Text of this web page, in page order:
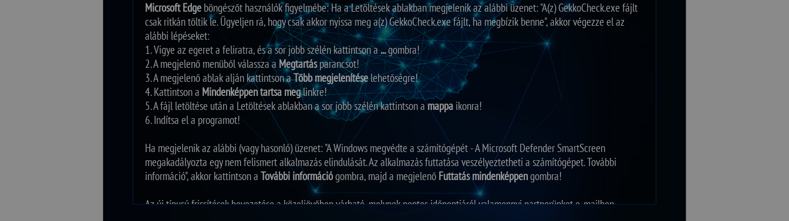
Microsoft Edge böngészőt használók figyelmébe: Ha a Letöltések ablakban megjelenik az alábbi üzenet: "A(z) GekkoCheck.exe fájlt
csak ritkán töltik le. Ügyeljen rá, hogy csak akkor nyissa meg a(z) GekkoCheck.exe fájlt, ha megbízik benne", akkor végezze el az
alábbi lépéseket:
1. Vigye az egeret a feliratra, és a sor jobb szélén kattintson a...gombra!
2. A megjelenő menüből válassza aMegtartásparancsot!
3. A megjelenő ablak alján kattintson aTöbb megjelenítéselehetőségre!
4. Kattintson a Mindenképpen tartsa meglinkre!
5. A fájl letöltése után a Letöltések ablakban a sor jobb szélén kattintson amappa ikonra!
6. Indítsa el a programot!
Ha megjelenik az alábbi (vagy hasonló) üzenet: "A Windows megvédte a számítógépét - A Microsoft Defender SmartScreen
megakadályozta egy nem felismert alkalmazás elindulását. Az alkalmazás futtatása veszélyeztetheti a számítógépet. További
információ", akkor kattintson a További információgombra, majd a megjelenő Futtatás mindenképpengombra!
Az új típusú frissítések bevezetése a közeljövőben várható, melynek pontos időpontjáról valamennyi partnerünket e-mailben